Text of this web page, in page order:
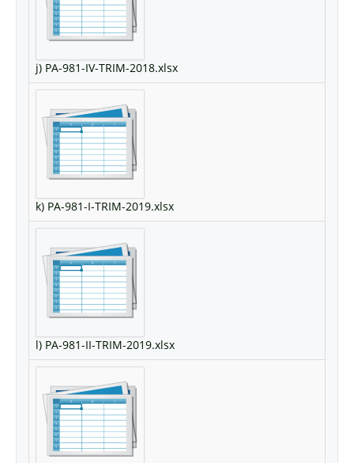
j) PA-981-IV-TRIM-2018.xlsx
k) PA-981-I-TRIM-2019.xlsx
l) PA-981-II-TRIM-2019.xlsx